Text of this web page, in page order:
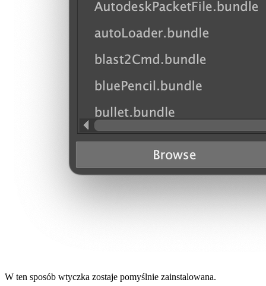
W ten sposób wtyczka zostaje pomyślnie zainstalowana.